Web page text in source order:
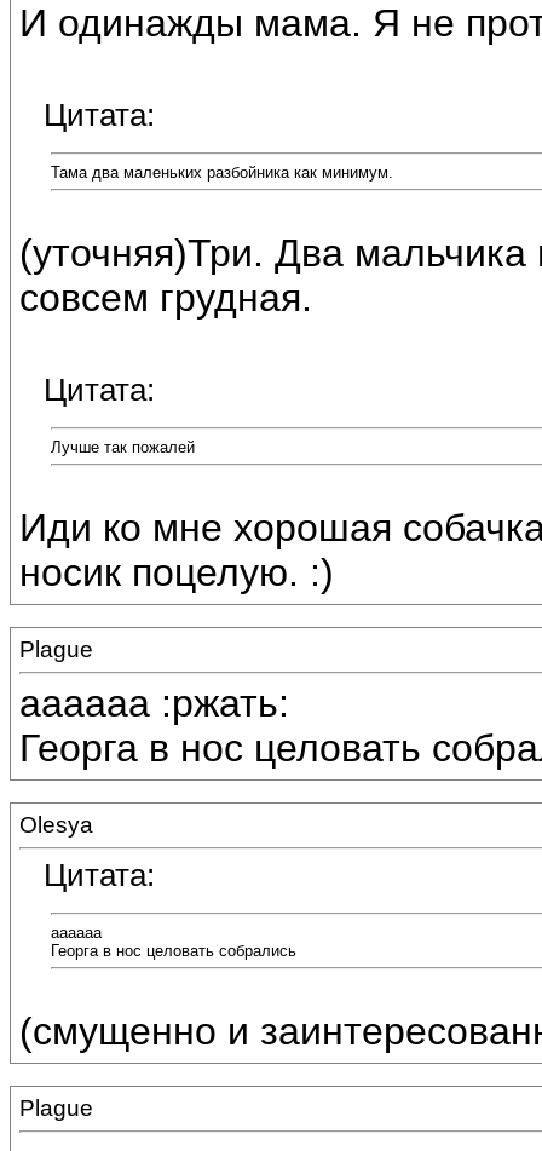
И одинажды мама. Я не
Цитата:
Тама два маленьких разбойника как минимум.
(уточняя)Три. Два
совсем грудная.
Цитата:
Лучше так пожалей
Иди ко мне хорошая
носик поцелую. :)
Plague
аааааа :ржать:
Георга в нос целовать
Olesya
Цитата:
аааааа
Георга в нос целовать собрались
(смущенно и
Plague